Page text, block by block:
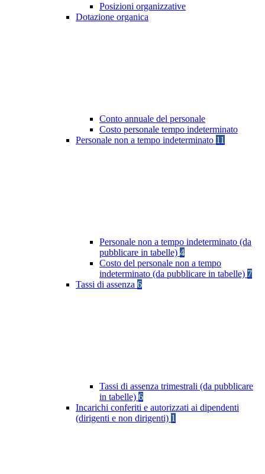
Posizioni organizzative
Dotazione organica
Conto annuale del personale
Costo personale tempo indeterminato
Personale non a tempo indeterminato 11
Personale non a tempo indeterminato (da
pubblicare in tabelle) 4
Costo del personale non a tempo
indeterminato (da pubblicare in tabelle) 7
Tassi di assenza 6
Tassi di assenza trimestrali (da pubblicare
in tabelle) 6
Incarichi conferiti e autorizzati ai dipendenti
(dirigenti e non dirigenti) 1